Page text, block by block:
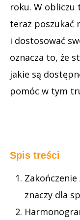
roku. W obliczu
teraz poszukać
i dostosować
oznacza to, że
jakie są
pomóc w tym
Spis treści
Zakończenie
znaczy dla